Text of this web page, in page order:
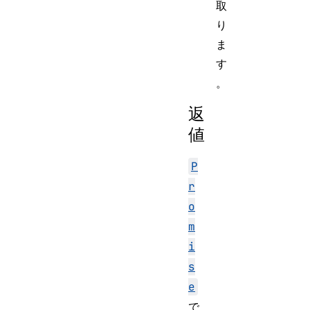
取
り
ま
す
。
返
値
P
r
o
m
i
s
e
で